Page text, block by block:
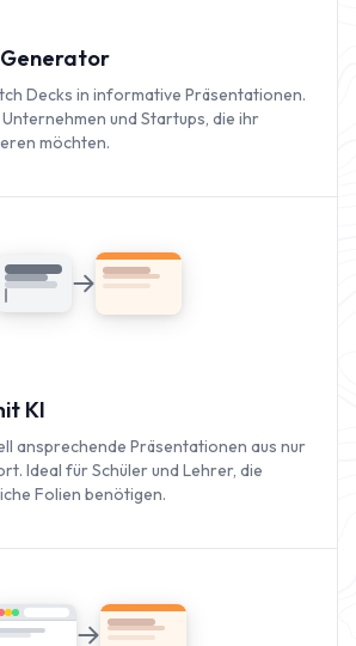
Generator
Decks in informative Präsentationen.
und Startups, die ihr
möchten.
KI
ansprechende Präsentationen aus nur
Ideal für Schüler und Lehrer, die
Folien benötigen.